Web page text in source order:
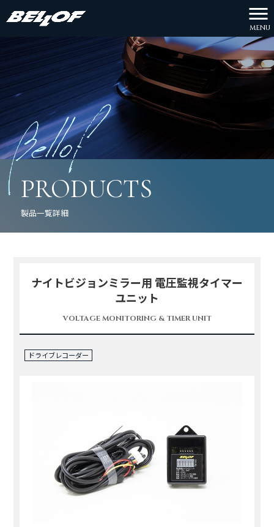
MENU
PRODUCTS
製品一覧詳細
ナイトビジョンミラー用 電圧監視タイマー
ユニット
VOLTAGE MONITORING & TIMER UNIT
ドライブレコーダー